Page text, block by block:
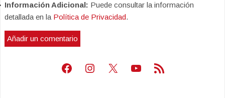
Información Adicional: Puede consultar la información
detallada en la Política de Privacidad.
Facebook
Instagram
X Youtube
Feed RSS